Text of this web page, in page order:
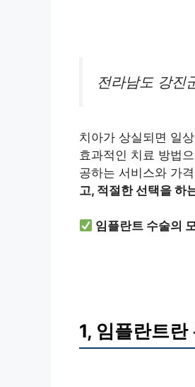
전라남도 강진
치아가 상실되면 일
효과적인 치료 방법
공하는 서비스와 가
고, 적절한 선택을 하
임플란트 수술의
1, 임플란트란